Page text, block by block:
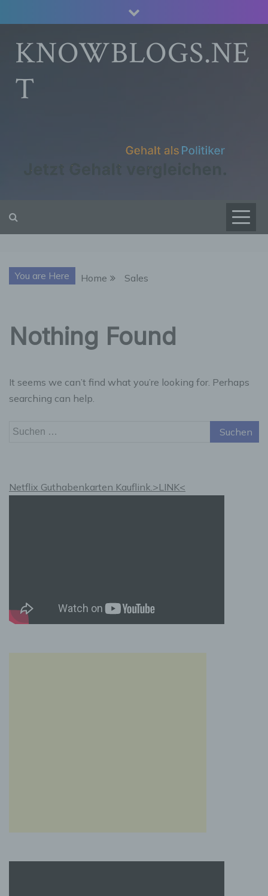
to
contentKNOWBLOGS.NE
T
You are Here Home Sales
Nothing Found
It seems we can’t find what you’re looking for. Perhaps
searching can help.
Suchen
Netflix Guthabenkarten Kauflink.>LINK<